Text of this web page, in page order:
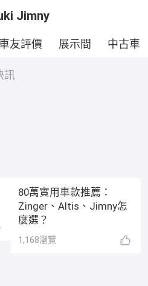
Jimny
車友評價 展示間 中古車
訊
80萬實用車款推薦：
Zinger、Altis、Jimny怎
麼選？
1,168瀏覽